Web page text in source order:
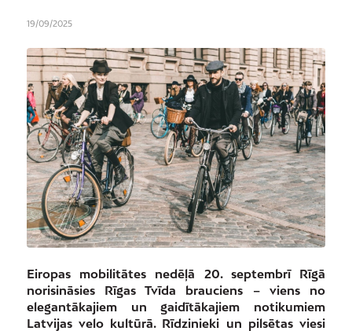
19/09/2025
Eiropas mobilitātes nedēļā 20. septembrī Rīgā
norisināsies Rīgas Tvīda brauciens – viens no
elegantākajiem un gaidītākajiem notikumiem
Latvijas velo kultūrā. Rīdzinieki un pilsētas viesi